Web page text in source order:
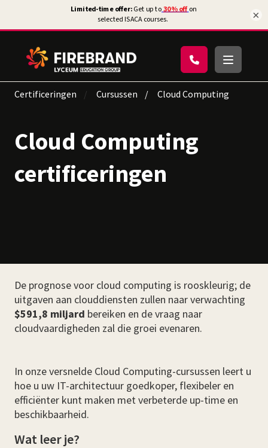
Certificeringen Cursussen Cloud Computing
Cloud Computing
certificeringen
De prognose voor cloud computing is rooskleurig; de
uitgaven aan clouddiensten zullen naar verwachting
$591,8 miljard bereiken en de vraag naar
cloudvaardigheden zal die groei evenaren.
In onze versnelde Cloud Computing-cursussen leert u
hoe u uw IT-architectuur goedkoper, flexibeler en
efficiënter kunt maken met verbeterde up-time en
beschikbaarheid.
Wat leer je?
×